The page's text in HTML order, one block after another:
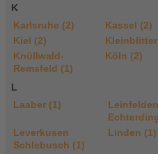
K
Karlsruhe (2)
Kassel (2)
Kiel (2)
Knüllwald-
Remsfeld (1)
Köln (2)
L
Laaber (1)
Leverkusen
Schlebusch (1)
Linden (1)